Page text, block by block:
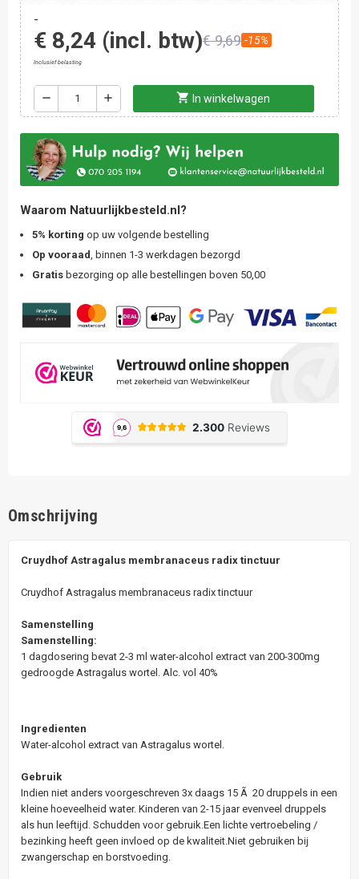
-
€ 8,24 (incl. btw)€ 9,69 -15%
Inclusief belasting
remove add shopping_cart In winkelwagen
Waarom Natuurlijkbesteld.nl?
5% korting op uw volgende bestelling
Op vooraad
, binnen 1-3 werkdagen bezorgd
Gratis bezorging op alle bestellingen boven 50,00
Omschrijving
Cruydhof Astragalus membranaceus radix tinctuur
Cruydhof Astragalus membranaceus radix tinctuur
Samenstelling
Samenstelling:
1 dagdosering bevat 2-3 ml water-alcohol extract van 200-300mg
gedroogde Astragalus wortel. Alc. vol 40%
Ingredienten
Water-alcohol extract van Astragalus wortel.
Gebruik
Indien niet anders voorgeschreven 3x daags 15 Ã 20 druppels in een
kleine hoeveelheid water. Kinderen van 2-15 jaar evenveel druppels
als hun leeftijd. Schudden voor gebruik.Een lichte vertroebeling /
bezinking heeft geen invloed op de kwaliteit.Niet gebruiken bij
zwangerschap en borstvoeding.